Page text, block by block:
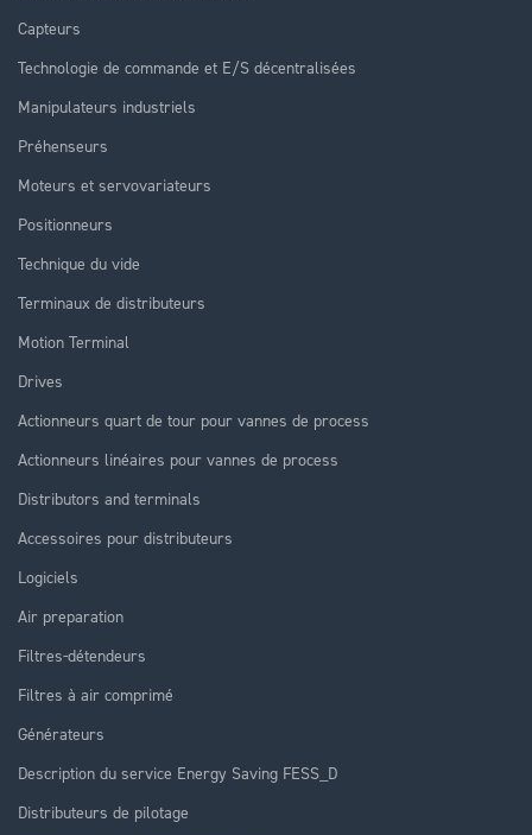
Capteurs
Technologie de commande et E/S décentralisées
Manipulateurs industriels
Préhenseurs
Moteurs et servovariateurs
Positionneurs
Technique du vide
Terminaux de distributeurs
Motion Terminal
Drives
Actionneurs quart de tour pour vannes de process
Actionneurs linéaires pour vannes de process
Distributors and terminals
Accessoires pour distributeurs
Logiciels
Air preparation
Filtres-détendeurs
Filtres à air comprimé
Générateurs
Description du service Energy Saving FESS_D
Distributeurs de pilotage